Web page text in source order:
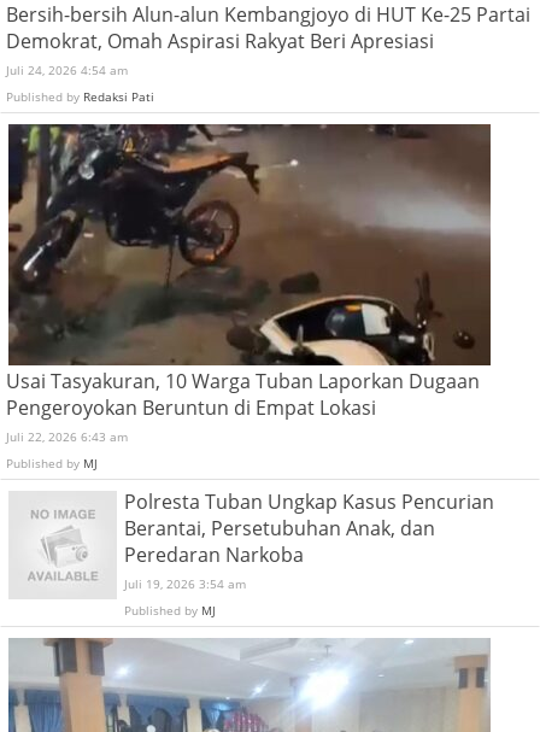
Bersih-bersih Alun-alun Kembangjoyo di HUT Ke-25 Partai
Demokrat, Omah Aspirasi Rakyat Beri Apresiasi
Juli 24, 2026 4:54 am
Published by Redaksi Pati
Usai Tasyakuran, 10 Warga Tuban Laporkan Dugaan
Pengeroyokan Beruntun di Empat Lokasi
Juli 22, 2026 6:43 am
Published by MJ
Polresta Tuban Ungkap Kasus Pencurian
Berantai, Persetubuhan Anak, dan
Peredaran Narkoba
Juli 19, 2026 3:54 am
Published by MJ